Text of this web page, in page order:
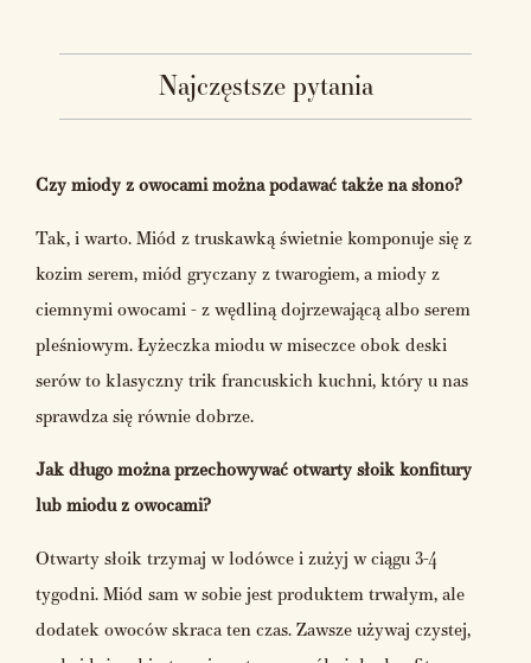
Najczęstsze pytania
Czy miody z owocami można podawać także na słono?
Tak, i warto. Miód z truskawką świetnie komponuje się z
kozim serem, miód gryczany z twarogiem, a miody z
ciemnymi owocami - z wędliną dojrzewającą albo serem
pleśniowym. Łyżeczka miodu w miseczce obok deski
serów to klasyczny trik francuskich kuchni, który u nas
sprawdza się równie dobrze.
Jak długo można przechowywać otwarty słoik konfitury
lub miodu z owocami?
Otwarty słoik trzymaj w lodówce i zużyj w ciągu 3-4
tygodni. Miód sam w sobie jest produktem trwałym, ale
dodatek owoców skraca ten czas. Zawsze używaj czystej,